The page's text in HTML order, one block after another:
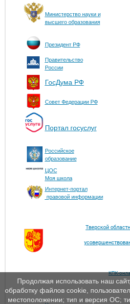
Министерство науки и
высшего образования
Президент РФ
Правительство
России
ГосДума РФ
Совет Федерации РФ
Портал госуслуг
Российское
образование
ЦОС
Моя школа
Интернет-портал
правовой информации
Тверской
КПК-
Продолжая использовать наш
обработку файлов cookie,
местоположении; тип и версия ОС;